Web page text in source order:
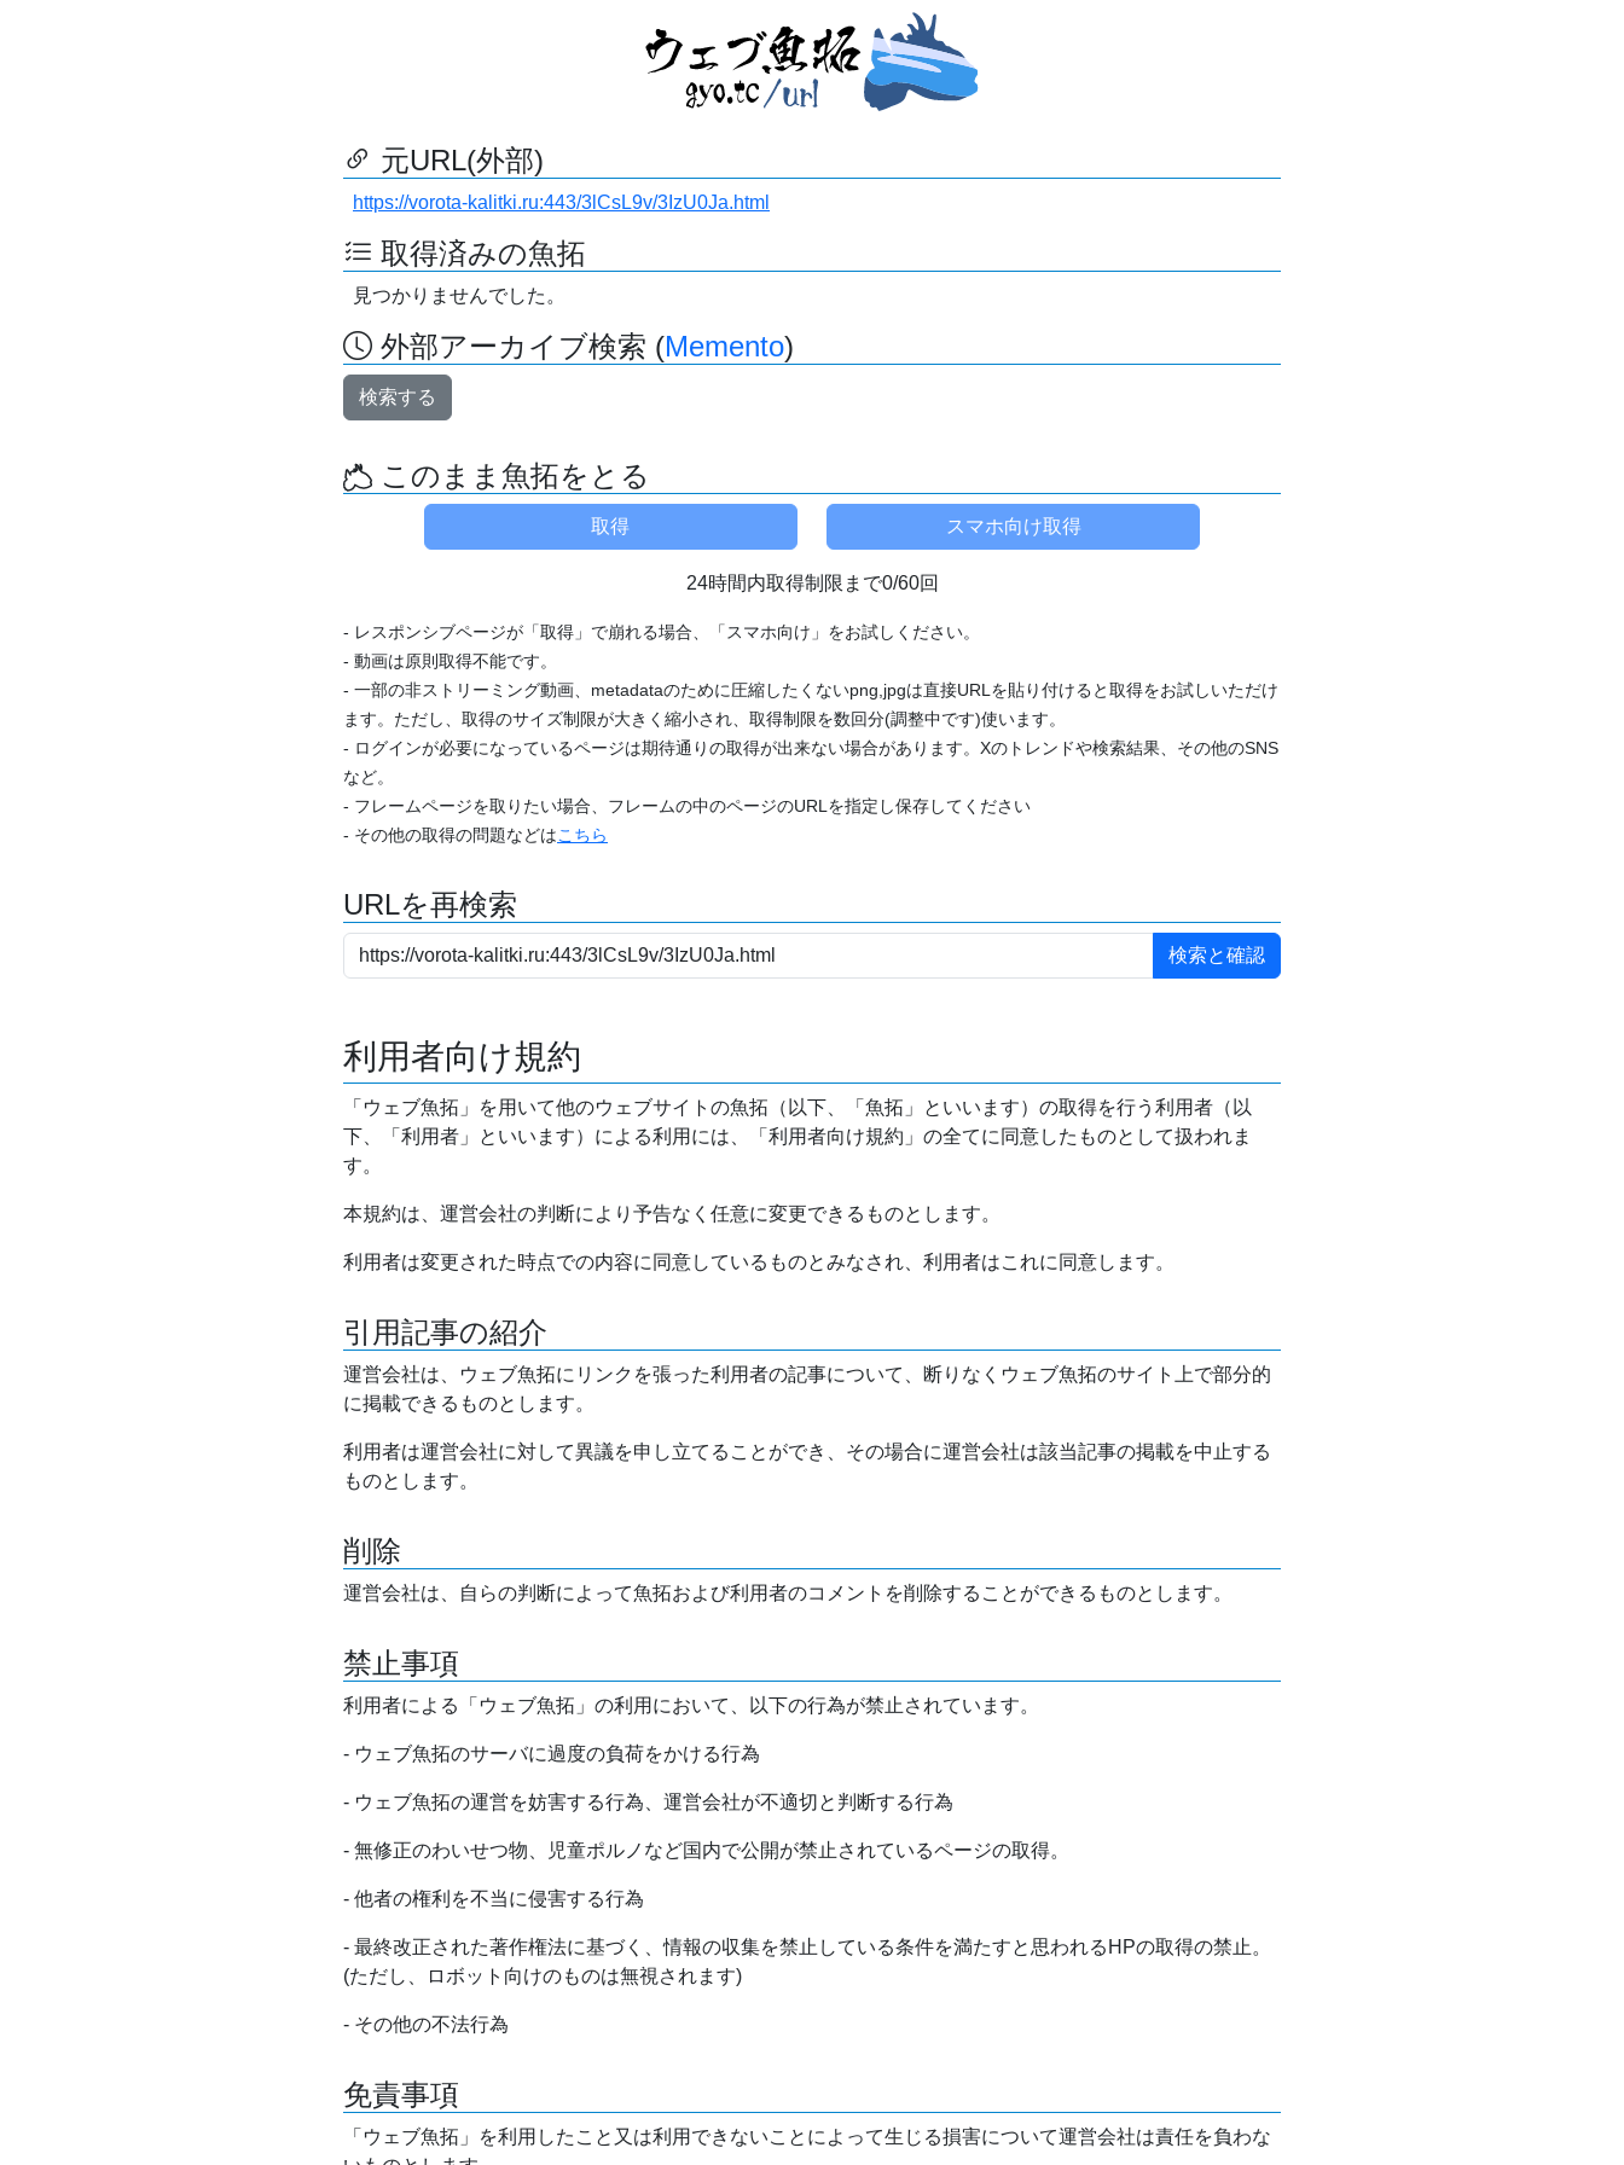
元URL(外部)
https://vorota-kalitki.ru:443/3lCsL9v/3IzU0Ja.html
取得済みの魚拓
見つかりませんでした。
外部アーカイブ検索 (Memento)
検索する
このまま魚拓をとる
24時間内取得制限まで0/60回
- レスポンシブページが「取得」で崩れる場合、「スマホ向け」をお試しください。
- 動画は原則取得不能です。
- 一部の非ストリーミング動画、metadataのために圧縮したくないpng,jpgは直接URLを貼り付けると取得をお試しいただけ
ます。ただし、取得のサイズ制限が大きく縮小され、取得制限を数回分(調整中です)使います。
- ログインが必要になっているページは期待通りの取得が出来ない場合があります。Xのトレンドや検索結果、その他のSNS
など。
- フレームページを取りたい場合、フレームの中のページのURLを指定し保存してください
- その他の取得の問題などはこちら
URLを再検索
利用者向け規約
「ウェブ魚拓」を用いて他のウェブサイトの魚拓（以下、「魚拓」といいます）の取得を行う利用者（以
下、「利用者」といいます）による利用には、「利用者向け規約」の全てに同意したものとして扱われま
す。
本規約は、運営会社の判断により予告なく任意に変更できるものとします。
利用者は変更された時点での内容に同意しているものとみなされ、利用者はこれに同意します。
引用記事の紹介
運営会社は、ウェブ魚拓にリンクを張った利用者の記事について、断りなくウェブ魚拓のサイト上で部分的
に掲載できるものとします。
利用者は運営会社に対して異議を申し立てることができ、その場合に運営会社は該当記事の掲載を中止する
ものとします。
削除
運営会社は、自らの判断によって魚拓および利用者のコメントを削除することができるものとします。
禁止事項
利用者による「ウェブ魚拓」の利用において、以下の行為が禁止されています。
- ウェブ魚拓のサーバに過度の負荷をかける行為
- ウェブ魚拓の運営を妨害する行為、運営会社が不適切と判断する行為
- 無修正のわいせつ物、児童ポルノなど国内で公開が禁止されているページの取得。
- 他者の権利を不当に侵害する行為
- 最終改正された著作権法に基づく、情報の収集を禁止している条件を満たすと思われるHPの取得の禁止。
(ただし、ロボット向けのものは無視されます)
- その他の不法行為
免責事項
「ウェブ魚拓」を利用したこと又は利用できないことによって生じる損害について運営会社は責任を負わな